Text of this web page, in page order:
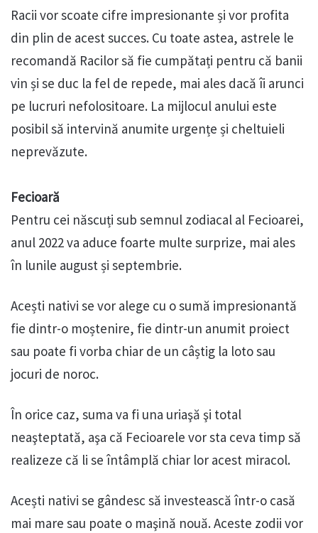
Racii vor scoate cifre impresionante și vor profita
din plin de acest succes. Cu toate astea, astrele le
recomandă Racilor să fie cumpătați pentru că banii
vin și se duc la fel de repede, mai ales dacă îi arunci
pe lucruri nefolositoare. La mijlocul anului este
posibil să intervină anumite urgențe și cheltuieli
neprevăzute.
Fecioară
Pentru cei născuți sub semnul zodiacal al Fecioarei,
anul 2022 va aduce foarte multe surprize, mai ales
în lunile august și septembrie.
Acești nativi se vor alege cu o sumă impresionantă
fie dintr-o moștenire, fie dintr-un anumit proiect
sau poate fi vorba chiar de un câștig la loto sau
jocuri de noroc.
În orice caz, suma va fi una uriaşă şi total
neaşteptată, aşa că Fecioarele vor sta ceva timp să
realizeze că li se întâmplă chiar lor acest miracol.
Acești nativi se gândesc să investească într-o casă
mai mare sau poate o maşină nouă. Aceste zodii vor